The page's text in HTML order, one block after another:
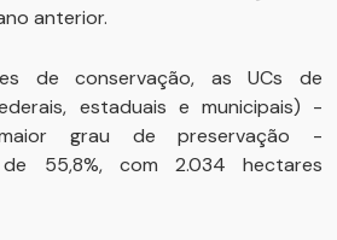
anterior.
de conservação, as UCs de
estaduais e municipais) -
grau de preservação -
55,8%, com 2.034 hectares